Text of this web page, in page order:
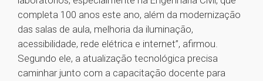
completa 100 anos este ano, além da modernização
das salas de aula, melhoria da iluminação,
acessibilidade, rede elétrica e internet”, afirmou.
Segundo ele, a atualização tecnológica precisa
caminhar junto com a capacitação docente para